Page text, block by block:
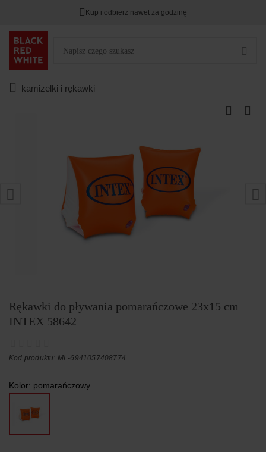
Kup i odbierz nawet za godzinę
kamizelki i rękawki
Rękawki do pływania pomarańczowe 23x15 cm
INTEX 58642
Kod produktu: ML-6941057408774
Kolor: pomarańczowy